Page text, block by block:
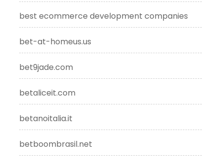
best ecommerce development companies
bet-at-homeus.us
bet9jade.com
betaliceit.com
betanoitalia.it
betboombrasil.net